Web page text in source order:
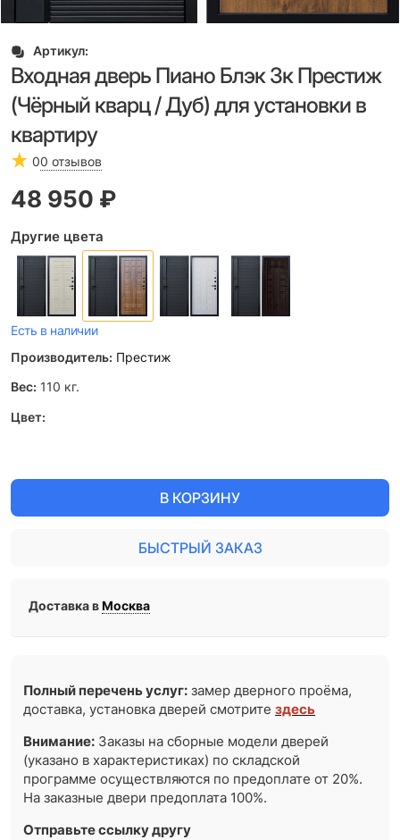
Артикул:
Входная дверь Пиано Блэк 3к Престиж
(Чёрный кварц / Дуб) для установки в
квартиру
00 отзывов
48 950 ₽
Другие цвета
Есть в наличии
Производитель: Престиж
Вес: 110 кг.
Цвет:
В КОРЗИНУ
БЫСТРЫЙ ЗАКАЗ
Доставка вМосква
Полный перечень услуг: замер дверного проёма,
доставка, установка дверей смотритездесь
Внимание: Заказы на сборные модели дверей
(указано в характеристиках) по складской
программе осуществляются по предоплате от 20%.
На заказные двери предоплата 100%.
Отправьте ссылку другу